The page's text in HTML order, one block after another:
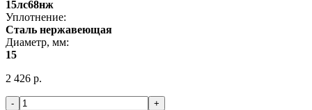
15лс68нж
Уплотнение:
Сталь нержавеющая
Диаметр, мм:
15
2 426 р.
- +